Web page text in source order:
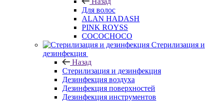
Для волос
ALAN HADASH
PINK ROYSS
COCOCHOCO
Стерилизация и
дезинфекция
Назад
Стерилизация и дезинфекция
Дезинфекция воздуха
Дезинфекция поверхностей
Дезинфекция инструментов